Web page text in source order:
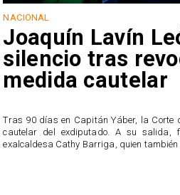
NACIONAL
Joaquín Lavín
silencio tras
medida cautelar
Tras 90 días en Capitán Yáber, la Corte
cautelar del exdiputado. A su salida,
exalcaldesa Cathy Barriga, quien